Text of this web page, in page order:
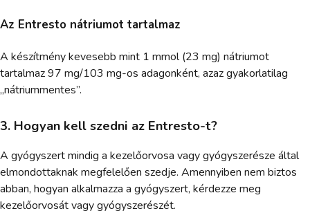
Az Entresto nátriumot tartalmaz
A készítmény kevesebb mint 1 mmol (23 mg) nátriumot
tartalmaz 97 mg/103 mg-os adagonként, azaz gyakorlatilag
„nátriummentes”.
3. Hogyan kell szedni az Entresto-t?
A gyógyszert mindig a kezelőorvosa vagy gyógyszerésze által
elmondottaknak megfelelően szedje. Amennyiben nem biztos
abban, hogyan alkalmazza a gyógyszert, kérdezze meg
kezelőorvosát vagy gyógyszerészét.